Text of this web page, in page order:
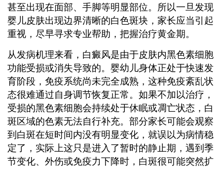
甚至出现在面部、手脚等明显部位。所以一旦发现
婴儿皮肤出现边界清晰的白色斑块，家长应当引起
重视，尽早寻求专业帮助，把握治疗黄金期。
从发病机理来看，白癜风是由于皮肤内黑色素细胞
功能受损或消失导致的。婴幼儿身体正处于快速发
育阶段，免疫系统尚未完全成熟，这种免疫紊乱状
态很难通过自身调节恢复正常。如果不加以治疗，
受损的黑色素细胞会持续处于休眠或凋亡状态，白
斑区域的色素无法自行补充。部分家长可能会观察
到白斑在短时间内没有明显变化，就误以为病情稳
定了，实际上这只是进入了暂时的静止期，遇到季
节变化、外伤或免疫力下降时，白斑很可能突然扩